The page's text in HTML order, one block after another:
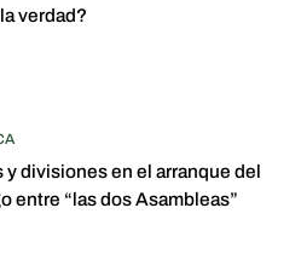
verdad?
y divisiones en el arranque del
entre “las dos Asambleas”